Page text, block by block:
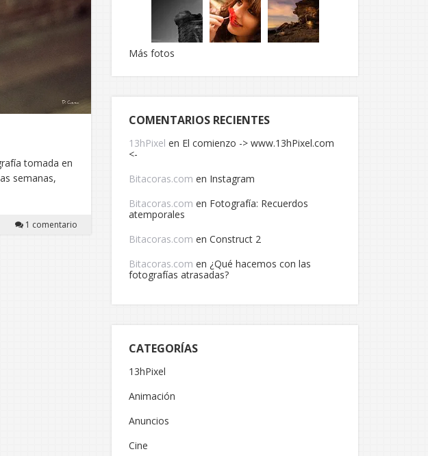
tomada en
semanas,
1 comentario
Más fotos
COMENTARIOS RECIENTES
13hPixel en El comienzo -> www.13hPixel.com
<-
Bitacoras.com en Instagram
Bitacoras.com en Fotografía: Recuerdos
atemporales
Bitacoras.com en Construct 2
Bitacoras.com en ¿Qué hacemos con las
fotografías atrasadas?
CATEGORÍAS
13hPixel
Animación
Anuncios
Cine